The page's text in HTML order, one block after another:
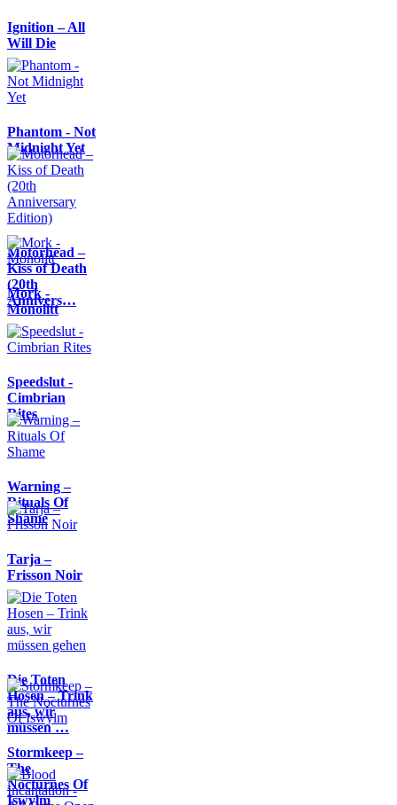
Ignition – All
Will Die
Phantom - Not
Midnight Yet
Motörhead –
Kiss of Death
(20th
Annivers…
Mork -
Monolitt
Speedslut -
Cimbrian
Rites
Warning –
Rituals Of
Shame
Tarja –
Frisson Noir
Die Toten
Hosen – Trink
aus, wir
müssen …
Stormkeep –
The
Nocturnes Of
Iswylm